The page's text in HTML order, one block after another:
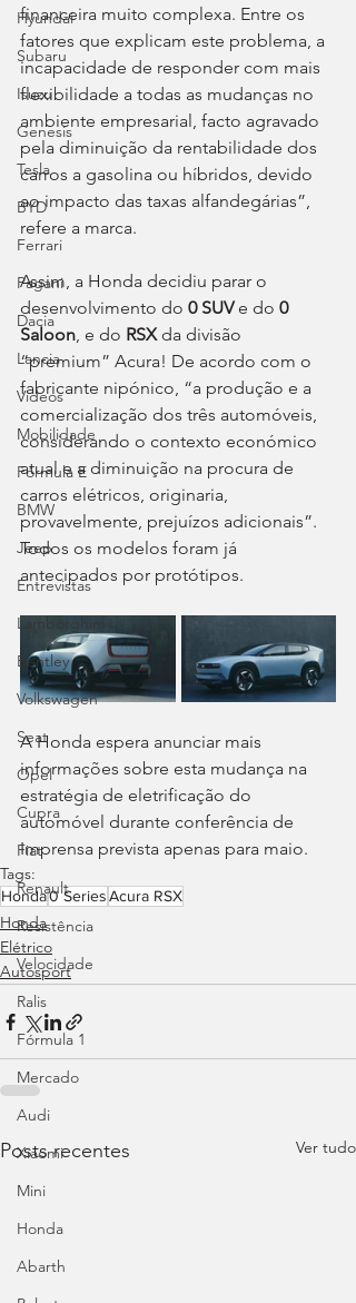
Hyundai
Subaru
Isuzu
Genesis
Tesla
BYD
Ferrari
Pagani
Dacia
Lancia
Videos
Mobilidade
Fórmula E
BMW
Jeep
Entrevistas
Lamborghini
Bentley
Volkswagen
Seat
Opel
Cupra
Fiat
Renault
Resistência
Velocidade
Ralis
Fórmula 1
Mercado
Audi
Xiaomi
Mini
Honda
Abarth
financeira muito complexa. Entre os
fatores que explicam este problema, a
incapacidade de responder com mais
flexibilidade a todas as mudanças no
ambiente empresarial, facto agravado
pela diminuição da rentabilidade dos
carros a gasolina ou híbridos, devido
ao impacto das taxas alfandegárias”,
refere a marca.
Assim, a Honda decidiu parar o
desenvolvimento do 0 SUV e do 0
Saloon, e do RSX da divisão
“premium” Acura! De acordo com o
fabricante nipónico, “a produção e a
comercialização dos três automóveis,
considerando o contexto económico
atual e a diminuição na procura de
carros elétricos, originaria,
provavelmente, prejuízos adicionais”.
Todos os modelos foram já
antecipados por protótipos.
A Honda espera anunciar mais
informações sobre esta mudança na
estratégia de eletrificação do
automóvel durante conferência de
Imprensa prevista apenas para maio.
Tags:
Honda0 SeriesAcura RSX
Honda
Elétrico
Autosport
Posts recentes Ver tudo